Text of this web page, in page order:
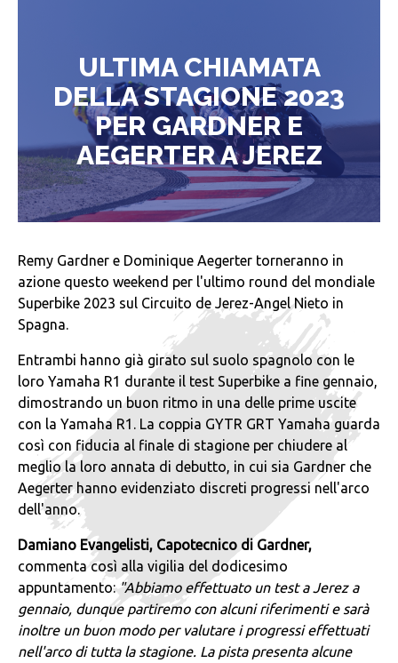
ULTIMA CHIAMATA
DELLA STAGIONE 2023
PER GARDNER E
AEGERTER A JEREZ
Remy Gardner e Dominique Aegerter torneranno in
azione questo weekend per l'ultimo round del mondiale
Superbike 2023 sul Circuito de Jerez-Angel Nieto in
Spagna.
Entrambi hanno già girato sul suolo spagnolo con le
loro Yamaha R1 durante il test Superbike a fine gennaio,
dimostrando un buon ritmo in una delle prime uscite
con la Yamaha R1. La coppia GYTR GRT Yamaha guarda
così con fiducia al finale di stagione per chiudere al
meglio la loro annata di debutto, in cui sia Gardner che
Aegerter hanno evidenziato discreti progressi nell'arco
dell'anno.
Damiano Evangelisti, Capotecnico di Gardner,
commenta così alla vigilia del dodicesimo
appuntamento:"Abbiamo effettuato un test a Jerez a
gennaio, dunque partiremo con alcuni riferimenti e sarà
inoltre un buon modo per valutare i progressi effettuati
nell'arco di tutta la stagione. La pista presenta alcune